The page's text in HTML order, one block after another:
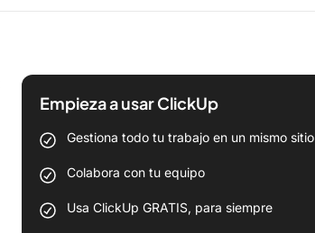
Empieza a usar ClickUp
Gestiona todo tu trabajo en un mismo sitio
Colabora con tu equipo
Usa ClickUp GRATIS, para siempre